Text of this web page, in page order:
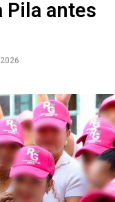
VILLA DE ARISTA
para
apoyo en
Pila antes